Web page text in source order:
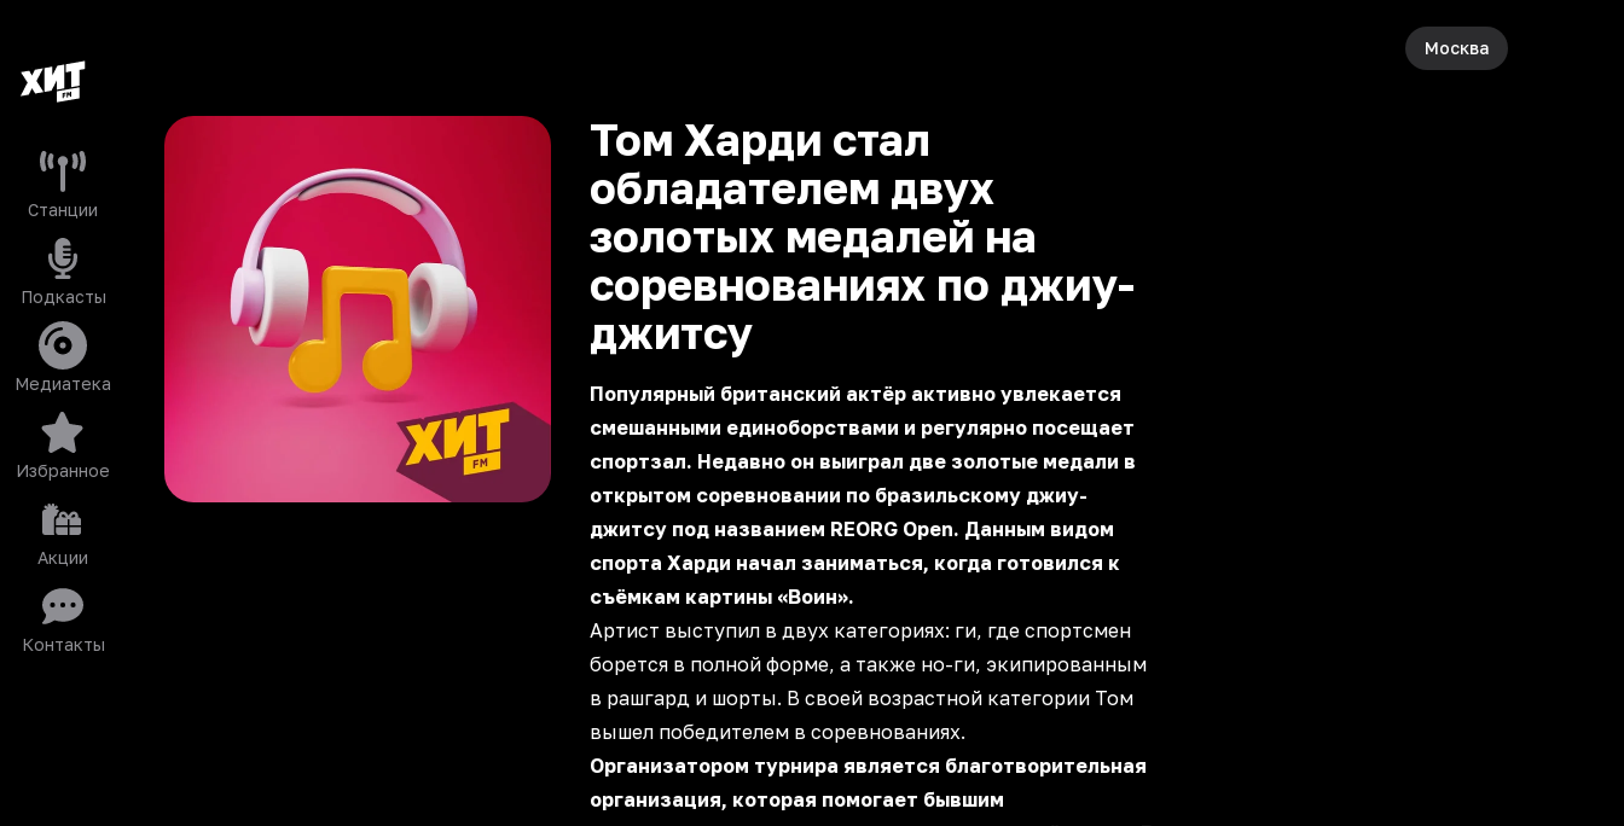
Станции
Подкасты
Медиатека
Избранное
Акции
Контакты
Москва
Том Харди стал
обладателем двух
золотых медалей на
соревнованиях по джиу-
джитсу
Популярный британский актёр активно увлекается
смешанными единоборствами и регулярно посещает
спортзал. Недавно он выиграл две золотые медали в
открытом соревновании по бразильскому джиу-
джитсу под названием REORG Open. Данным видом
спорта Харди начал заниматься, когда готовился к
съёмкам картины «Воин».
Артист выступил в двух категориях: ги, где спортсмен
борется в полной форме, а также но-ги, экипированным
в рашгард и шорты. В своей возрастной категории Том
вышел победителем в соревнованиях.
Организатором турнира является благотворительная
организация, которая помогает бывшим